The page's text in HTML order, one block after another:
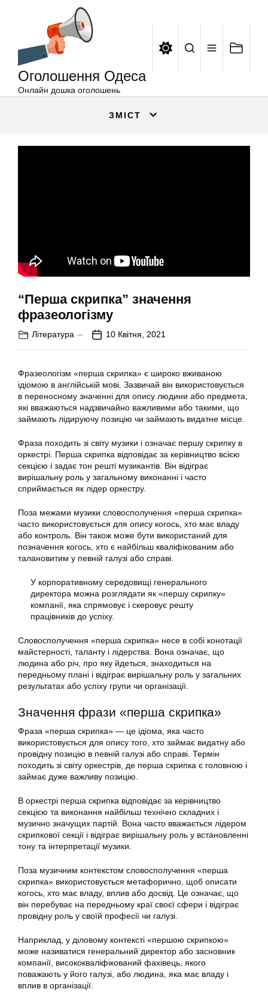
Оголошення Одеса
Онлайн дошка оголошень
ЗМІСТ
“Перша скрипка” значення
фразеологізму
Література 10 Квітня, 2021
Фразеологізм «перша скрипка» є широко вживаною
ідіомою в англійській мові. Зазвичай він використовується
в переносному значенні для опису людини або предмета,
які вважаються надзвичайно важливими або такими, що
займають лідируючу позицію чи займають видатне місце.
Фраза походить зі світу музики і означає першу скрипку в
оркестрі. Перша скрипка відповідає за керівництво всією
секцією і задає тон решті музикантів. Він відіграє
вирішальну роль у загальному виконанні і часто
сприймається як лідер оркестру.
Поза межами музики словосполучення «перша скрипка»
часто використовується для опису когось, хто має владу
або контроль. Він також може бути використаний для
позначення когось, хто є найбільш кваліфікованим або
талановитим у певній галузі або справі.
У корпоративному середовищі генерального
директора можна розглядати як «першу скрипку»
компанії, яка спрямовує і скеровує решту
працівників до успіху.
Словосполучення «перша скрипка» несе в собі конотації
майстерності, таланту і лідерства. Вона означає, що
людина або річ, про яку йдеться, знаходиться на
передньому плані і відіграє вирішальну роль у загальних
результатах або успіху групи чи організації.
Значення фрази «перша скрипка»
Фраза «перша скрипка» — це ідіома, яка часто
використовується для опису того, хто займає видатну або
провідну позицію в певній галузі або справі. Термін
походить зі світу оркестрів, де перша скрипка є головною і
займає дуже важливу позицію.
В оркестрі перша скрипка відповідає за керівництво
секцією та виконання найбільш технічно складних і
музично значущих партій. Вона часто вважається лідером
скрипкової секції і відіграє вирішальну роль у встановленні
тону та інтерпретації музики.
Поза музичним контекстом словосполучення «перша
скрипка» використовується метафорично, щоб описати
когось, хто має владу, вплив або досвід. Це означає, що
він перебуває на передньому краї своєї сфери і відіграє
провідну роль у своїй професії чи галузі.
Наприклад, у діловому контексті «першою скрипкою»
може називатися генеральний директор або засновник
компанії, висококваліфікований фахівець, якого
поважають у його галузі, або людина, яка має владу і
вплив в організації.